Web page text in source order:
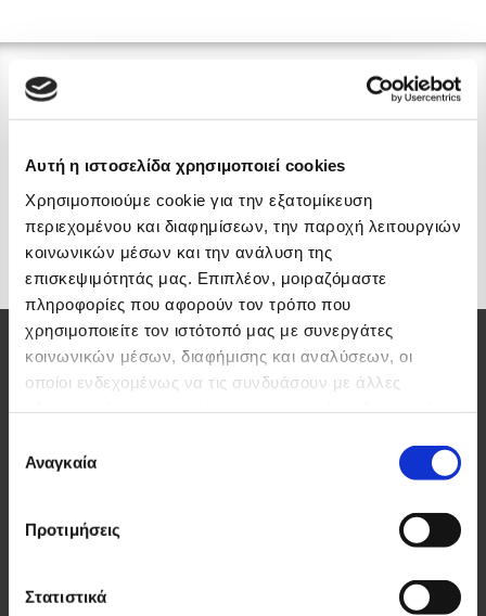
Αυτή η ιστοσελίδα χρησιμοποιεί cookies
Χρησιμοποιούμε cookie για την εξατομίκευση
περιεχομένου και διαφημίσεων, την παροχή λειτουργιών
κοινωνικών μέσων και την ανάλυση της
επισκεψιμότητάς μας. Επιπλέον, μοιραζόμαστε
πληροφορίες που αφορούν τον τρόπο που
χρησιμοποιείτε τον ιστότοπό μας με συνεργάτες
κοινωνικών μέσων, διαφήμισης και αναλύσεων, οι
οποίοι ενδεχομένως να τις συνδυάσουν με άλλες
των υπηρεσιών τους.
συγκατάθεσης
Αναγκαία
Προτιμήσεις
Στατιστικά
Οι Μάρκες μας
Αλλατίνη